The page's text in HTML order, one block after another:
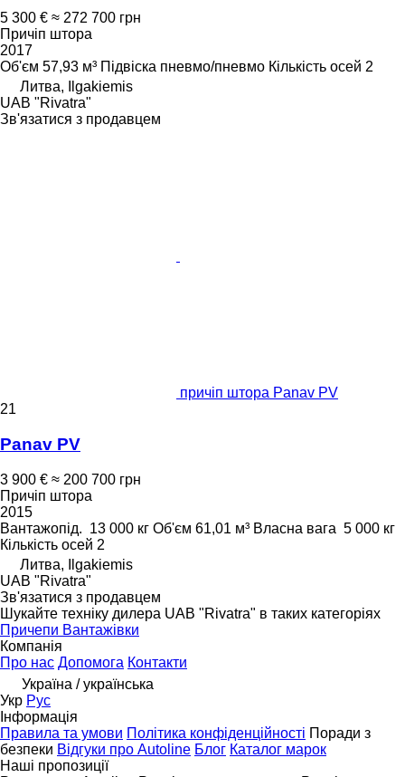
5 300 € ≈ 272 700 грн
Причіп штора
2017
Об'єм 57,93 м³ Підвіска пневмо/пневмо Кількість осей 2
Литва, Ilgakiemis
UAB "Rivatra"
Зв'язатися з продавцем
причіп штора Panav PV
21
Panav PV
3 900 € ≈ 200 700 грн
Причіп штора
2015
Вантажопід. 13 000 кг Об'єм 61,01 м³ Власна вага 5 000 кг
Кількість осей 2
Литва, Ilgakiemis
UAB "Rivatra"
Зв'язатися з продавцем
Шукайте техніку дилера UAB "Rivatra" в таких категоріях
Причепи Вантажівки
Компанія
Про нас Допомога Контакти
Україна / українська
Укр Рус
Інформація
Правила та умови Політика конфіденційності Поради з
безпеки Відгуки про Autoline Блог Каталог марок
Наші пропозиції